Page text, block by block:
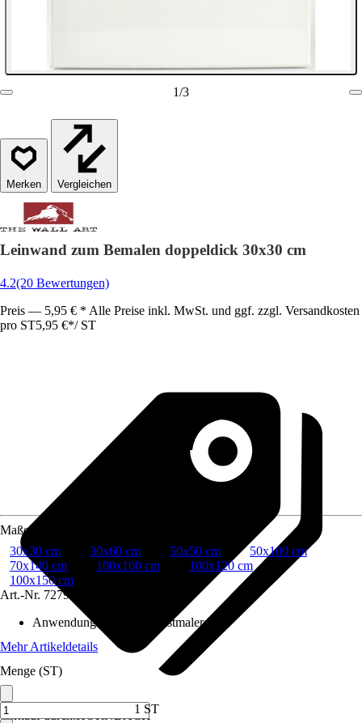
1/3
Vergleichen
Leinwand zum Bemalen doppeldick 30x30 cm
4.2(20 Bewertungen)
Preis — 5,95 € * Alle Preise inkl. MwSt. und ggf. zzgl. Versandkosten
pro ST5,95 €*/ ST
Verkauf durch:HORNBACH
Maße
30x30 cm
30x60 cm 50x50 cm
50x100 cm
70x140 cm
100x100 cm
100x120 cm
100x150 cm
Art.-Nr. 7279189
Anwendungsbereich
Kunstmalerei
Mehr Artikeldetails
Menge (ST)
1 ST